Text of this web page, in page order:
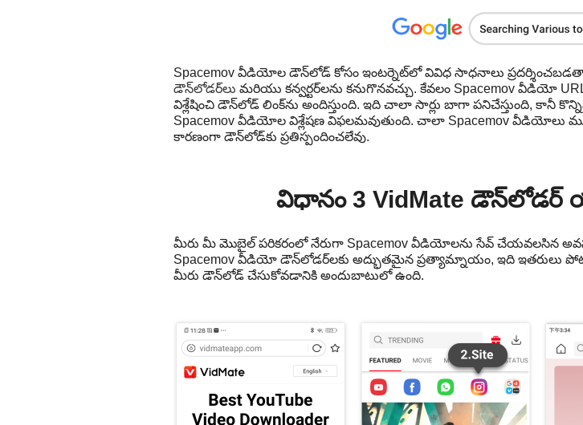
Spacemov వీడియోల డౌన్‌లోడ్ కోసం ఇంటర్నెట్‌లో వివిధ సాధనాలు
డౌన్‌లోడర్‌లు మరియు కన్వర్టర్‌లను కనుగొనవచ్చు. కేవలం Spacemov
విశ్లేషించి డౌన్‌లోడ్ లింక్‌ను అందిస్తుంది. ఇది చాలా సార్లు బాగా పనిచేస్తుంది, కానీ
Spacemov వీడియోల విశ్లేషణ విఫలమవుతుంది. చాలా Spacemov వీడియోలు
కారణంగా డౌన్‌లోడ్‌కు ప్రతిస్పందించలేవు.
విధానం 3 VidMate
మీరు మీ మొబైల్ పరికరంలో నేరుగా Spacemov వీడియోలను సేవ్ చేయవలసిన
Spacemov వీడియో డౌన్‌లోడర్‌లకు అద్భుతమైన ప్రత్యామ్నాయం, ఇది ఇతరులు
మీరు డౌన్‌లోడ్ చేసుకోవడానికి అందుబాటులో ఉంది.